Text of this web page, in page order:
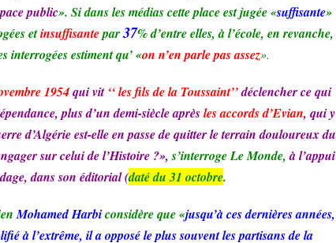
public». Si dans les médias cette place est jugée «suffisante»
etinsuffisantepar37% d’entre elles, à l’école, en revanche,
interrogées estiment qu’ «on n’en parle pas assez».
1954qui vit ‘‘ les fils de la Toussaint’’déclencher ce qui
plus d’un demi-siècle aprèsles accords d’Evian, qui y
d’Algérie est-elle en passe de quitter le terrain douloureux du
sur celui de l’Histoire ?»,s’interroge Le Monde,à l’appui
dans son éditorial (daté du 31 octobre.
Mohamed Harbiconsidère que «jusqu’à ces dernières années,
à l’extrême, il a opposé le plus souvent les partisans de la